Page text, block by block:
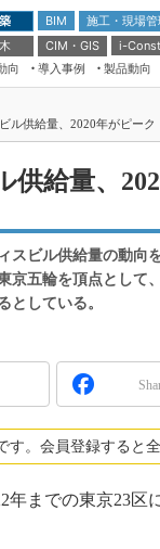
BIM 施工・現場管
CIM・GIS i-
向
導入事例 製品動向
ドローンがもたらす建設
ムチェンジ” Ver.2.0
脱3Kから新3Kへ導く建設
VR／ARが描くモノづくり
第8回 国際
第10回
メンテナン
2020
IGAS2018
ル供給量、2020年がピーク
給量、
スビル供給量の動向
京五輪を頂点として
としている。
す。会員登録すると
までの東京23区